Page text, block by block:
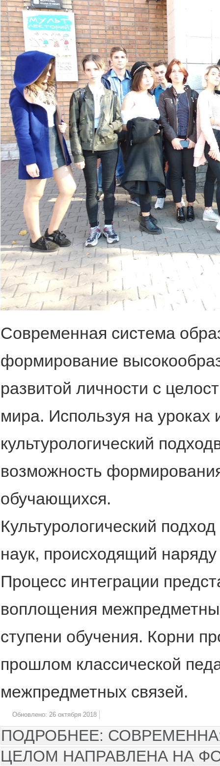
Современная система
формирование
развитой личности с
мира. Используя на уроках
культурологический
возможность
обучающихся.
Культурологический
наук, происходящий
Процесс интеграции
воплощения
ступени обучения. Корни
прошлом классической
межпредметных связей.
Обновлено: 26 октября 2018
ПОДРОБНЕЕ:
ЦЕЛОМ НАПРАВЛЕНА НА